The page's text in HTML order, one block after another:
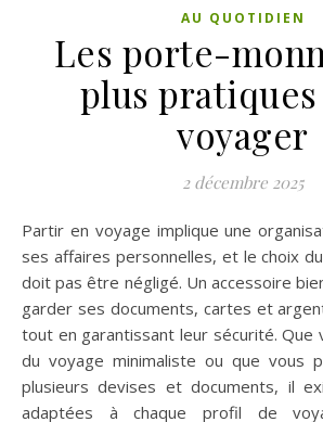
AU QUOTIDIEN
Les porte-
plus
voyager
2 décembre 2025
Partir en voyage implique une organisation minutieuse de
ses affaires personnelles, et le choix
doit pas être négligé. Un accessoire
garder ses documents, cartes et
tout en garantissant leur sécurité. Que
du voyage minimaliste ou que vous
plusieurs devises et documents, il
adaptées à chaque profil de